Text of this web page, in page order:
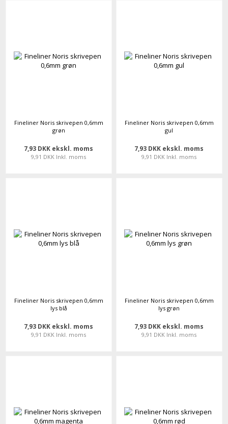
Fineliner Noris skrivepen 0,6mm
grøn
7,93 DKK ekskl. moms
9,91 DKK Inkl. moms
Fineliner Noris skrivepen 0,6mm
gul
7,93 DKK ekskl. moms
9,91 DKK Inkl. moms
Fineliner Noris skrivepen 0,6mm
lys blå
7,93 DKK ekskl. moms
9,91 DKK Inkl. moms
Fineliner Noris skrivepen 0,6mm
lys grøn
7,93 DKK ekskl. moms
9,91 DKK Inkl. moms